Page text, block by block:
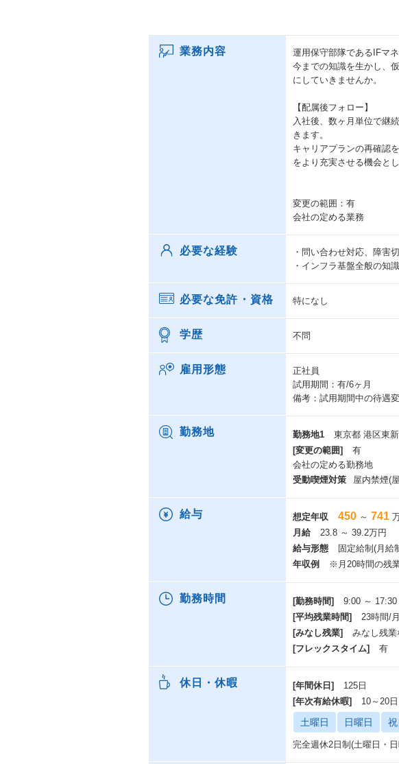
業務内容
運用保守部隊であるIFマ
今までの知識を生かし、
にしていきませんか。
【配属後フォロー】
入社後、数ヶ月単位で継
きます。
キャリアプランの再確認
をより充実させる機会と
変更の範囲：有
会社の定める業務
必要な経験
・問い合わせ対応、障害
・インフラ基盤全般の知
必要な免許・資格 特になし
学歴 不問
雇用形態
正社員
試用期間：有/6ヶ月
備考：試用期間中の待遇
勤務地 勤務地1
東京都 港区東
[変更の範囲]
有
会社の定める勤務地
受動喫煙対策
屋内禁煙(
給与 想定年収 450 ～ 741
月給
23.8 ～ 39.2万円
給与形態
固定給制(月給
年収例
※月20時間の残
勤務時間 [勤務時間]
9:00 ～
[平均残業時間]
23時間/月
[みなし残業]
みなし残業
[フレックスタイム]
有
休日・休暇 [年間休日]
125日
[年次有給休暇]
10～20日
土曜日 日曜日 祝
完全週休2日制(土曜日・